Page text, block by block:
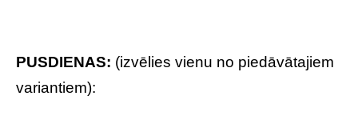
PUSDIENAS: (izvēlies vienu no piedāvātajiem
variantiem):